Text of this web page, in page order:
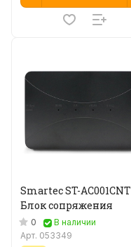
Smartec ST-AC001CNT
Блок сопряжения
0
В наличии
Арт. 053349